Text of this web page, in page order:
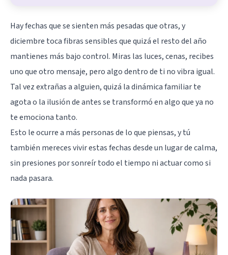
Hay fechas que se sienten más pesadas que otras, y
diciembre toca fibras sensibles que quizá el resto del año
mantienes más bajo control. Miras las luces, cenas, recibes
uno que otro mensaje, pero algo dentro de ti no vibra igual.
Tal vez extrañas a alguien, quizá la dinámica familiar te
agota o la ilusión de antes se transformó en algo que ya no
te emociona tanto.
Esto le ocurre a más personas de lo que piensas, y tú
también mereces vivir estas fechas desde un lugar de calma,
sin presiones por sonreír todo el tiempo ni actuar como si
nada pasara.